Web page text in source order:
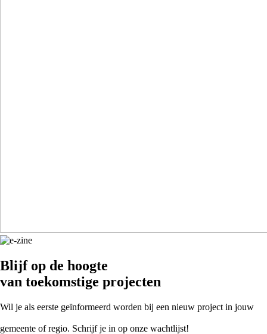
Blijf op de hoogte
van toekomstige projecten
Wil je als eerste geïnformeerd worden bij een nieuw project in jouw
gemeente of regio. Schrijf je in op onze wachtlijst!